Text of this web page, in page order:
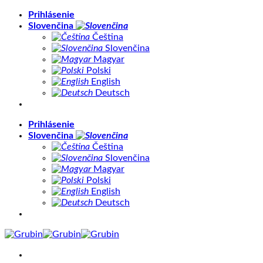
Skip
Prihlásenie
Slovenčina
Čeština
Slovenčina
Magyar
Polski
English
Deutsch
Prihlásenie
Slovenčina
Čeština
Slovenčina
Magyar
Polski
English
Deutsch